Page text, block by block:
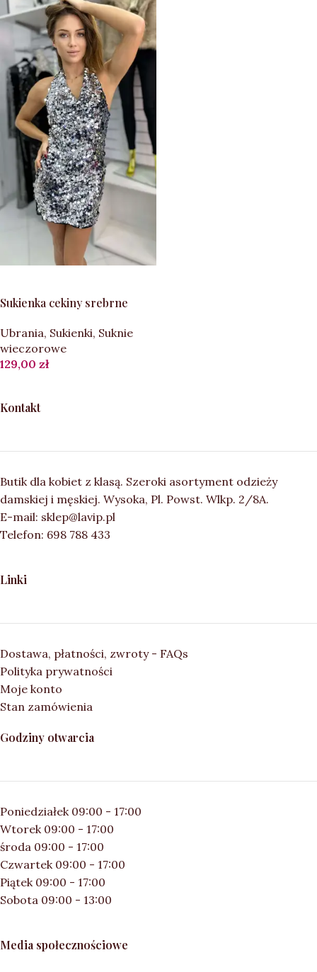
Sukienka cekiny srebrne
Ubrania, Sukienki, Suknie
wieczorowe
129,00 zł
Kontakt
Butik dla kobiet z klasą. Szeroki asortyment odzieży
damskiej i męskiej. Wysoka, Pl. Powst. Wlkp. 2/8A.
E-mail: sklep@lavip.pl
Telefon: 698 788 433
Linki
Dostawa, płatności, zwroty - FAQs
Polityka prywatności
Moje konto
Stan zamówienia
Godziny otwarcia
Poniedziałek 09:00 - 17:00
Wtorek 09:00 - 17:00
środa 09:00 - 17:00
Czwartek 09:00 - 17:00
Piątek 09:00 - 17:00
Sobota 09:00 - 13:00
Media społecznościowe